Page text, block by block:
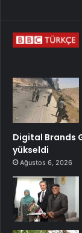
Digital Brands
yükseldi
Ağustos 6, 2026